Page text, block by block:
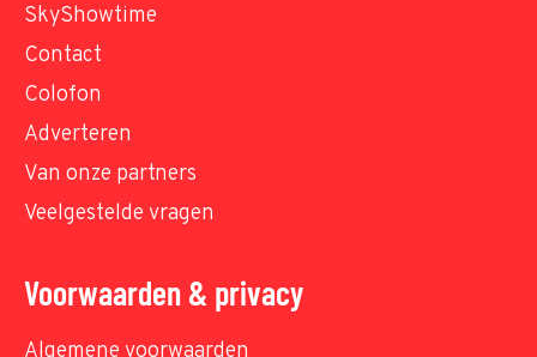
SkyShowtime
Contact
Colofon
Adverteren
Van onze partners
Veelgestelde vragen
Voorwaarden & privacy